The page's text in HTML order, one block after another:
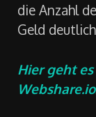
die Anzahl
Geld
Hier geht